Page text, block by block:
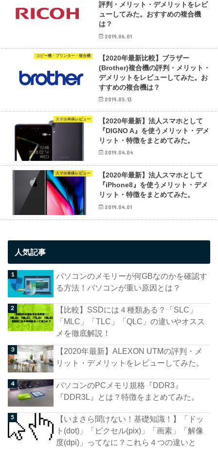
評判・メリット・デメリットをレビ
ューしてみた。おすすめの複合機
は？
2019.06.01
コピー機・プリンター・複合機
【2020年最新比較】ブラザー
(Brother)複合機の評判・メリット・
デメリットをレビューしてみた。お
すすめの複合機は？
2019.05.13
スマホ本体レビュー
【2020年最新】法人スマホとして
『DIGNO A』を使うメリット・デメ
リット・特徴をまとめてみた。
2019.04.04
スマホ本体レビュー
【2020年最新】法人スマホとして
『iPhone8』を使うメリット・デメ
リット・特徴をまとめてみた。
2019.04.01
人気記事
パソコンのメモリーが何GBなのかを確認す
る方法！パソコンが重い原因とは？
【比較】SSDには４種類ある？「SLC」
「MLC」「TLC」「QLC」の違いやオスス
メを徹底解説！
【2020年最新】ALEXON UTMの評判・メ
リット・デメリットをレビューしてみた。
パソコンのPCメモリ規格『DDR3』
『DDR3L』とは？特徴をまとめてみた。
【いまさら聞けない！基礎知識！】「ドッ
ト(dot)」「ピクセル(pix)」「画素」「解像
度(dpi)」ってなに？これら４つの違いと